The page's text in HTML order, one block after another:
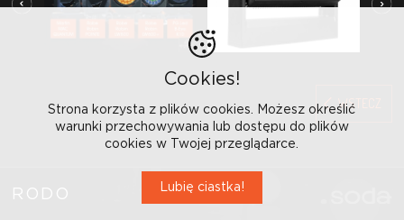
WSTECZ
RODO
Cookies!
Strona korzysta z plików cookies. Możesz określić
warunki przechowywania lub dostępu do plików
cookies w Twojej przeglądarce.
Lubię ciastka!